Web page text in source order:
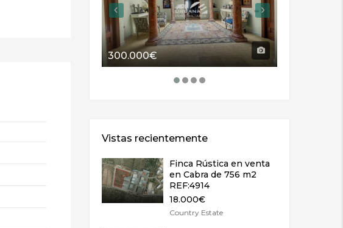
300.000€
Vistas recientemente
Finca Rústica en venta
en Cabra de 756 m2
REF:4914
18.000€
Country Estate